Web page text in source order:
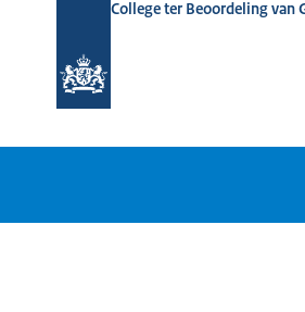
College ter Beoordeling van